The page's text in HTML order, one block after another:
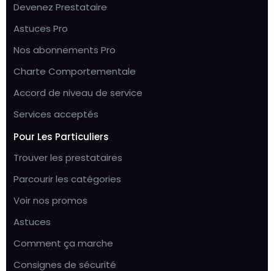
Devenez Prestataire
Astuces Pro
Nos abonnements Pro
Charte Comportementale
Accord de niveau de service
Services acceptés
Pour Les Particuliers
Trouver les prestataires
Parcourir les catégories
Voir nos promos
Astuces
Comment ça marche
Consignes de sécurité